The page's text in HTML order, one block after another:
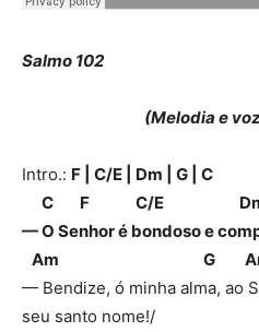
Salmo 102
(Melodia e
Intro.: F | C/E | Dm | G | C
C F C/E Dm
— O Senhor é bondoso e
Am G
— Bendize, ó minha alma, ao
seu santo nome!/